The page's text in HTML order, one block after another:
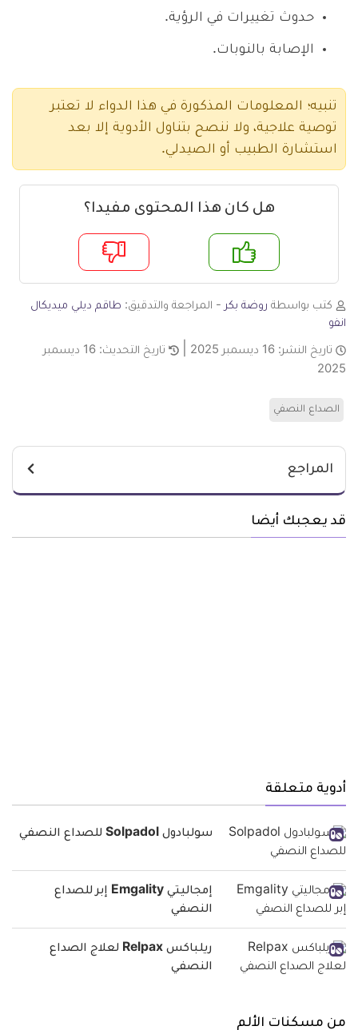
حدوث تغييرات في الرؤية.
الإصابة بالنوبات.
تنبيه؛ المعلومات المذكورة في هذا الدواء لا تعتبر
توصية علاجية، ولا ننصح بتناول الأدوية إلا بعد
استشارة الطبيب أو الصيدلي.
هل كان هذا المحتوى مفيدا؟
لا
كتب بواسطة روضة بكر - المراجعة والتدقيق: طاقم ديلي ميديكال
انفو
تاريخ النشر: 16 ديسمبر 2025 تاريخ التحديث:
16 ديسمبر
2025
الصداع النصفي
المراجع
قد يعجبك أيضا
أدوية متعلقة
سولبادول Solpadol للصداع النصفي
إمجاليتي Emgality إبر للصداع
النصفي
ريلباكس Relpax لعلاج الصداع
النصفي
من مسكنات الألم